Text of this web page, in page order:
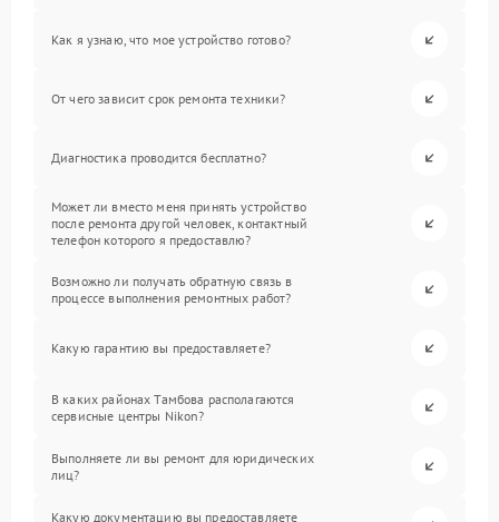
Как я узнаю, что мое устройство готово?
От чего зависит срок ремонта техники?
Диагностика проводится бесплатно?
Может ли вместо меня принять устройство
после ремонта другой человек, контактный
телефон которого я предоставлю?
Возможно ли получать обратную связь в
процессе выполнения ремонтных работ?
Какую гарантию вы предоставляете?
В каких районах Тамбова располагаются
сервисные центры Nikon?
Выполняете ли вы ремонт для юридических
лиц?
Какую документацию вы предоставляете